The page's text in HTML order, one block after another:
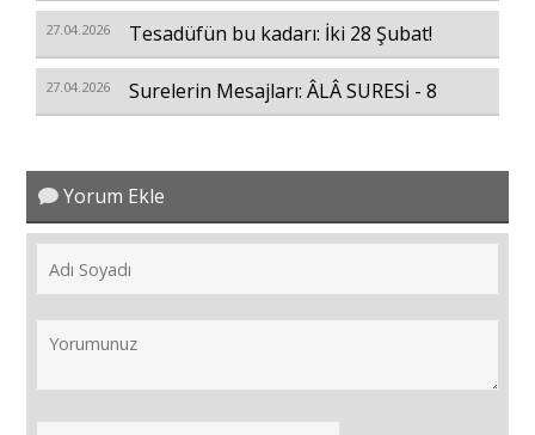
27.04.2026 Tesadüfün bu kadarı: İki 28 Şubat!
27.04.2026 Surelerin Mesajları: ÂLÂ SURESİ - 8
Yorum Ekle